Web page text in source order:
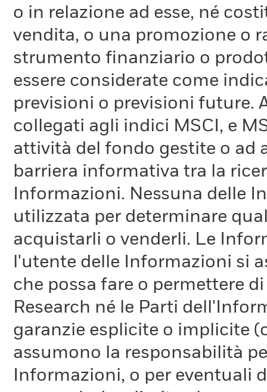
o in relazione ad esse, né
vendita, o una promozione o
strumento finanziario o
essere considerate come
previsioni o previsioni future.
collegati agli indici MSCI, e
attività del fondo gestite o ad
barriera informativa tra la
Informazioni. Nessuna delle
utilizzata per determinare
acquistarli o venderli. Le
l'utente delle Informazioni si
che possa fare o permettere
Research né le Parti
garanzie esplicite o implicite
assumono la responsabilità
Informazioni, o per eventuali